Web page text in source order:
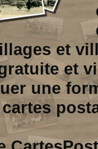
et
et
une